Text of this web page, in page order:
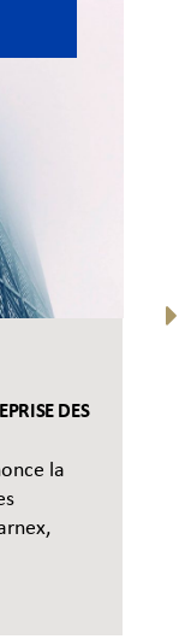
DES
la